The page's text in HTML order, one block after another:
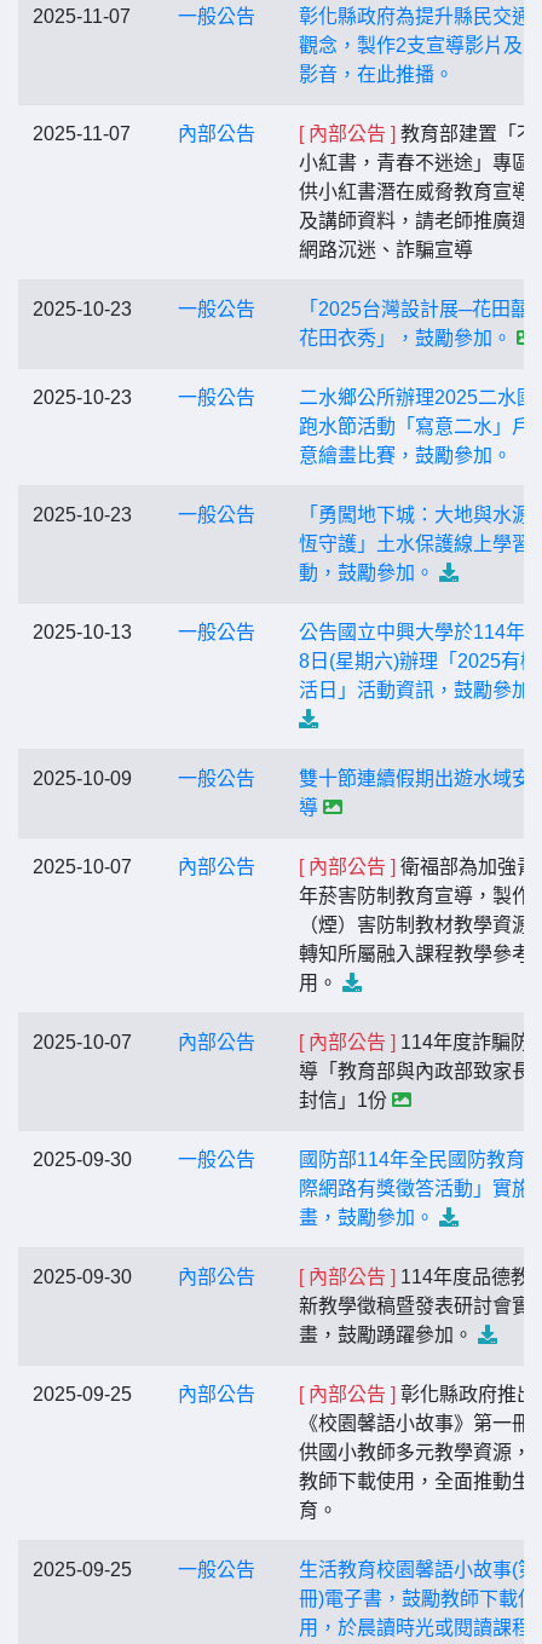
2025-11-07 一般公告
彰化縣政府為提升縣民交通
觀念，製作2支宣導影片及2
影音，在此推播。
2025-11-07 內部公告 [ 內部公告 ] 教育部建置「不
小紅書，青春不迷途」專區
供小紅書潛在威脅教育宣導
及講師資料，請老師推廣運
網路沉迷、詐騙宣導
2025-10-23 一般公告
「2025台灣設計展─花田囍
花田衣秀」，鼓勵參加。
2025-10-23 一般公告
二水鄉公所辦理2025二水國
跑水節活動「寫意二水」戶
意繪畫比賽，鼓勵參加。
2025-10-23 一般公告
「勇闖地下城：大地與水源
恆守護」土水保護線上學習
動，鼓勵參加。
2025-10-13 一般公告
公告國立中興大學於114年
8日(星期六)辦理「2025有
活日」活動資訊，鼓勵參加
2025-10-09 一般公告
雙十節連續假期出遊水域安
導
2025-10-07 內部公告 [ 內部公告 ] 衛福部為加強青
年菸害防制教育宣導，製作
（煙）害防制教材教學資源
轉知所屬融入課程教學參考
用。
2025-10-07 內部公告 [ 內部公告 ] 114年度詐騙防
導「教育部與內政部致家長
封信」1份
2025-09-30 一般公告
國防部114年全民國防教育
際網路有獎徵答活動」實施
畫，鼓勵參加。
2025-09-30 內部公告 [ 內部公告 ] 114年度品德教
新教學徵稿暨發表研討會實
畫，鼓勵踴躍參加。
2025-09-25 內部公告 [ 內部公告 ] 彰化縣政府推出
《校園馨語小故事》第一冊
供國小教師多元教學資源，
教師下載使用，全面推動生
育。
2025-09-25 一般公告
生活教育校園馨語小故事(第
冊)電子書，鼓勵教師下載使
用，於晨讀時光或閱讀課程